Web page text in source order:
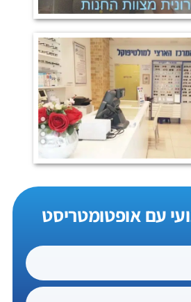
עם אופטומטריסט